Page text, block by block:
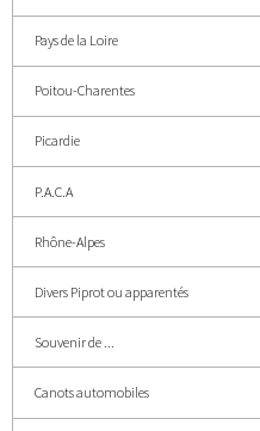
Pays de la Loire
Poitou-Charentes
Picardie
P.A.C.A
Rhône-Alpes
Divers Piprot ou apparentés
Souvenir de ...
Canots automobiles